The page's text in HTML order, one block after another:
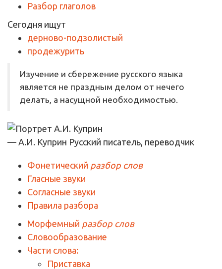
Разбор глаголов
Сегодня ищут
дерново-подзолистый
продежурить
Изучение и сбережение русского языка
является не праздным делом от нечего
делать, а насущной необходимостью.
— А.И. Куприн Русский писатель, переводчик
Фонетический разбор слов
Гласные звуки
Согласные звуки
Правила разбора
Морфемный разбор слов
Словообразование
Части слова:
Приставка